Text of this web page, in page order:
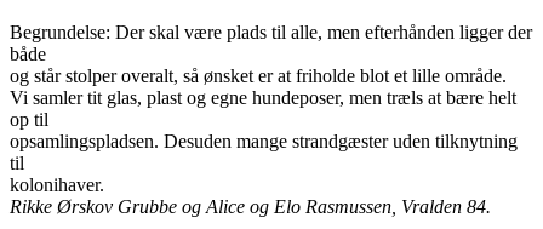
Begrundelse: Der skal være plads til alle, men efterhånden ligger der
både
og står stolper overalt, så ønsket er at friholde blot et lille område.
Vi samler tit glas, plast og egne hundeposer, men træls at bære helt
op til
opsamlingspladsen. Desuden mange strandgæster uden tilknytning
til
kolonihaver.
Rikke Ørskov Grubbe og Alice og Elo Rasmussen, Vralden 84.